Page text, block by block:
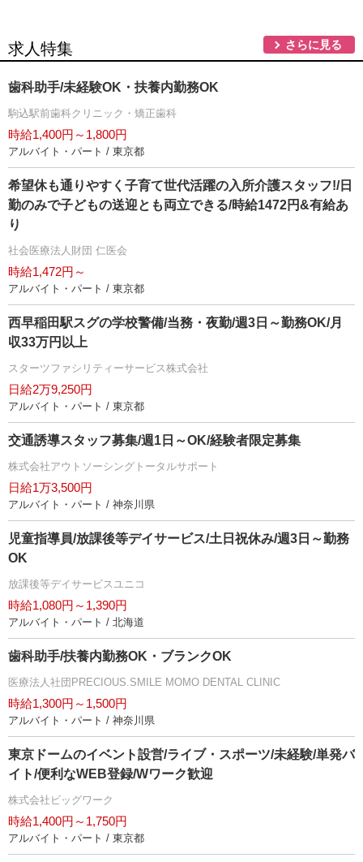
求人特集 さらに見る
歯科助手/未経験OK・扶養内勤務OK
駒込駅前歯科クリニック・矯正歯科
時給1,400円～1,800円
アルバイト・パート / 東京都
希望休も通りやすく子育て世代活躍の入所介護スタッフ!/日
勤のみで子どもの送迎とも両立できる/時給1472円&有給あ
り
社会医療法人財団 仁医会
時給1,472円～
アルバイト・パート / 東京都
西早稲田駅スグの学校警備/当務・夜勤/週3日～勤務OK/月
収33万円以上
スターツファシリティーサービス株式会社
日給2万9,250円
アルバイト・パート / 東京都
交通誘導スタッフ募集/週1日～OK/経験者限定募集
株式会社アウトソーシングトータルサポート
日給1万3,500円
アルバイト・パート / 神奈川県
児童指導員/放課後等デイサービス/土日祝休み/週3日～勤務
OK
放課後等デイサービスユニコ
時給1,080円～1,390円
アルバイト・パート / 北海道
歯科助手/扶養内勤務OK・ブランクOK
医療法人社団PRECIOUS.SMILE MOMO DENTAL CLINIC
時給1,300円～1,500円
アルバイト・パート / 神奈川県
東京ドームのイベント設営/ライブ・スポーツ/未経験/単発バ
イト/便利なWEB登録/Wワーク歓迎
株式会社ビッグワーク
時給1,400円～1,750円
アルバイト・パート / 東京都